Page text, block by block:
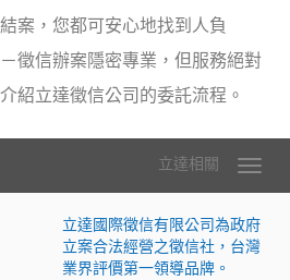
案，您都可安心地找到人負
徵信辦案隱密專業，但服務絕對
紹立達徵信公司的委託流程。
立達相關
立達國際徵信有限公司為政府
立案合法經營之徵信社，台灣
業界評價第一領導品牌。